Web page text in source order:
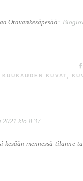
Oravankesäpesää:
KUUKAUDEN KUVAT
2021 klo 8.37
kesään mennessä tilanne